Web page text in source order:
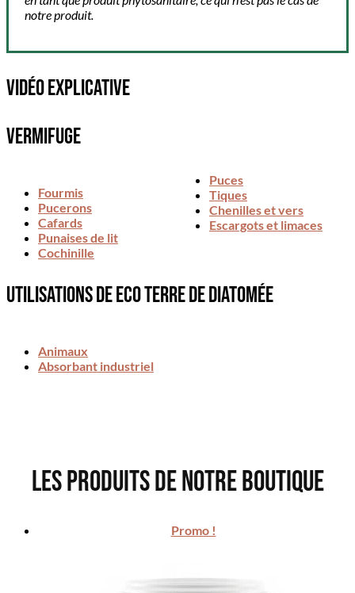
notre produit.
VIDÉO EXPLICATIVE
Vermifuge
Fourmis
Pucerons
Cafards
Punaises de lit
Cochinille
Puces
Tiques
Chenilles et vers
Escargots et limaces
utilisations de ECO Terre de Diatomée
Animaux
Absorbant industriel
Les produits de notre boutique
Promo !